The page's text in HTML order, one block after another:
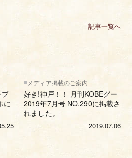
記事一覧へ
プ
に
メディア掲載のご案内
好き!神戸！！ 月刊KOBEグー
2019年7月号 NO.290に掲載さ
れました。
2019.07.06